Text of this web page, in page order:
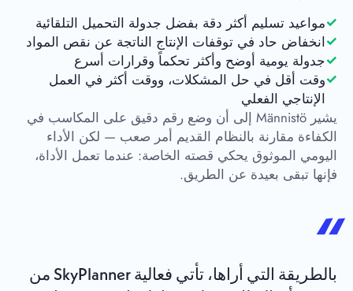
مواعيد تسليم أكثر دقة بفضل جدولة التحميل التلقائية
انخفاض حاد في توقفات الإنتاج الناتجة عن نقص المواد
جدولة يومية أوضح وأكثر تحكماً وقرارات أسرع
وقت أقل في حل المشكلات، ووقت أكثر في العمل
الإنتاجي الفعلي
يشير Männistö إلى أن وضع رقم دقيق على المكاسب في
الكفاءة مقارنة بالنظام القديم أمر صعب — لكن الأداء
اليومي الموثوق يحكي قصته الخاصة: عندما تعمل الأداة،
فإنها تبقى بعيدة عن الطريق.
بالطريقة التي أراها، تأتي فعالية SkyPlanner من